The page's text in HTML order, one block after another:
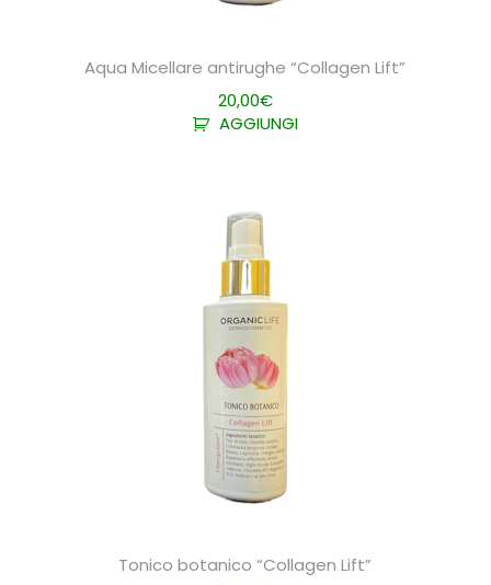
Aqua Micellare antirughe “Collagen Lift”
20,00€
AGGIUNGI
Tonico botanico “Collagen Lift”